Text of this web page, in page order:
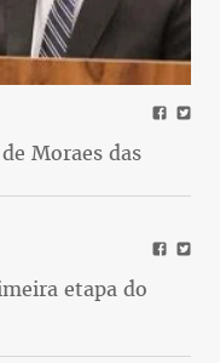
Moraes das
etapa do